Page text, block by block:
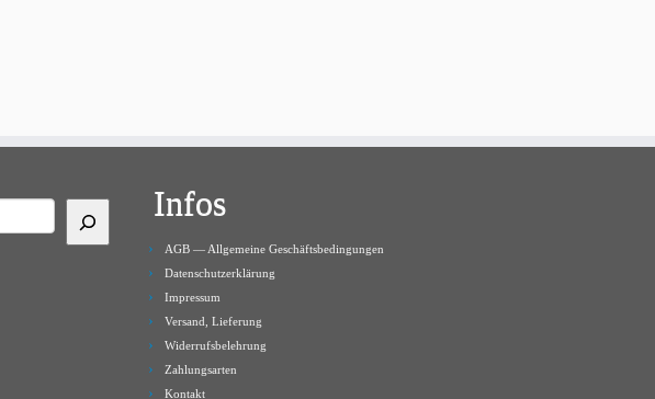
Infos
AGB — Allgemeine Geschäftsbedingungen
Datenschutzerklärung
Impressum
Versand, Lieferung
Widerrufsbelehrung
Zahlungsarten
Kontakt